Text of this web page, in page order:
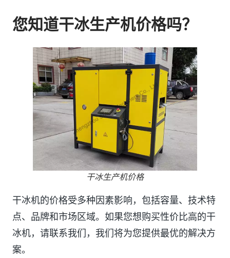
您知道干冰生产机价格吗？
干冰生产机价格
干冰机的价格受多种因素影响，包括容量、技术特
点、品牌和市场区域。如果您想购买性价比高的干
冰机，请联系我们，我们将为您提供最优的解决方
案。